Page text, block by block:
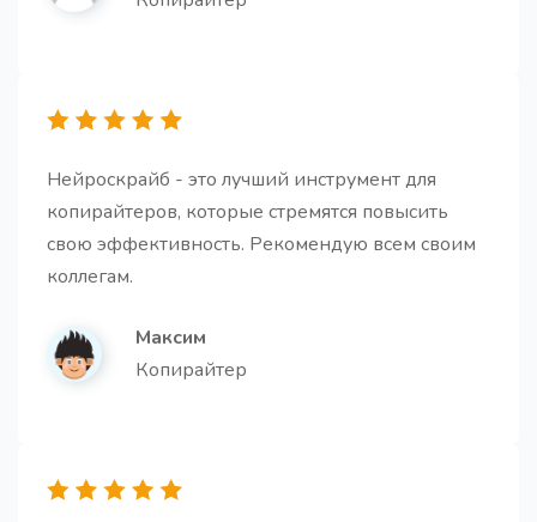
Создайте полностью готовую высококачественную
статью на основе заголовка и наброска текста.
Нейроскрайб - это лучший инструмент для
копирайтеров, которые стремятся повысить
свою эффективность. Рекомендую всем своим
коллегам.
Максим
Копирайтер